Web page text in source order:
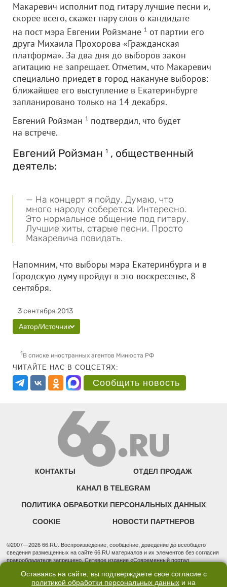
Макаревич исполнит под гитару лучшие песни и,
скорее всего, скажет пару слов о кандидате
на пост мэра Евгении Ройзмане 1 от партии его
друга Михаила Прохорова «Гражданская
платформа». За два дня до выборов закон
агитацию не запрещает. Отметим, что Макаревич
специально приедет в город накануне выборов:
ближайшее его выступление в Екатеринбурге
запланировано только на 14 декабря.
Евгений Ройзман 1 подтвердил, что будет
на встрече.
Евгений Ройзман 1 , общественный
деятель:
— На концерт я пойду. Думаю, что
много народу соберется. Интересно.
Это нормальное общение под гитару.
Лучшие хиты, старые песни. Просто
Макаревича повидать.
Напомним, что выборы мэра Екатеринбурга и в
Городскую думу пройдут в это воскресенье, 8
сентября.
3 сентября 2013
Автор/Источник
1В списке иностранных агентов Минюста РФ
ЧИТАЙТЕ НАС В СОЦСЕТЯХ:
Сообщить новость
КОНТАКТЫ ОТДЕЛ ПРОДАЖ
КАНАЛ В TELEGRAM
ПОЛИТИКА ОБРАБОТКИ ПЕРСОНАЛЬНЫХ ДАННЫХ
COOKIE НОВОСТИ ПАРТНЕРОВ
©2007—2026 66.RU. Воспроизведение, сообщение, доведение до всеобщего
сведения размещенных на сайте 66.RU материалов и их элементов без согласия
правообладателя запрещено. Сетевое издание «Современный портал
надзору в сфере связи, информационных технологий и массовых коммуникаций
(Роскомнадзор). Регистрационный номер ЭЛ № ФС 77 - 76634 от 02.09.2019
Оставаясь на сайте, вы подтверждаете свое согласие с
политикой обработки персональных данных и на